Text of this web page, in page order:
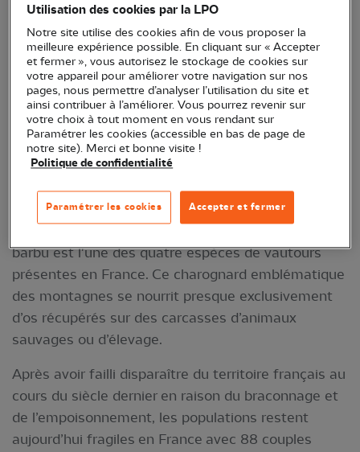
Gypaète barbu © Bruno Berthémy
Reconnaissable à la couleur orangée de sa poitrine
barbu est l'une des quatre espèces de vautours
présentes en France. Ce charognard emblématique
des montagnes se nourrit presque exclusivement
d’os récupérés sur des carcasses d’animaux
sauvages ou d’élevage.
Après avoir failli disparaître du territoire français au
cours du siècle dernier en raison du braconnage et
de l’empoisonnement, les populations restent
aujourd’hui fragiles en France avec 88 couples
Utilisation des cookies par la LPO
Notre site utilise des cookies afin de vous proposer la
meilleure expérience possible. En cliquant sur « Accepter
et fermer », vous autorisez le stockage de cookies sur
votre appareil pour améliorer votre navigation sur nos
pages, nous permettre d’analyser l’utilisation du site et
ainsi contribuer à l’améliorer. Vous pourrez revenir sur
votre choix à tout moment en vous rendant sur
Paramétrer les cookies (accessible en bas de page de
notre site). Merci et bonne visite !
Politique de confidentialité
Accepter et fermer
Paramétrer les cookies